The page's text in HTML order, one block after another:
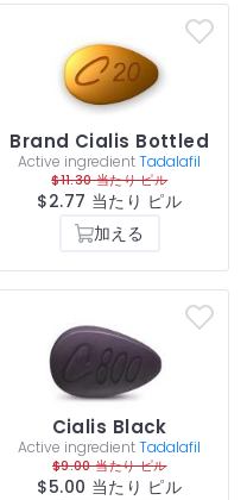
Brand Cialis Bottled
Active ingredientTadalafil
$11.30 当たり ピル
$2.77 当たり ピル
加える
Cialis Black
Active ingredientTadalafil
$9.00 当たり ピル
$5.00 当たり ピル